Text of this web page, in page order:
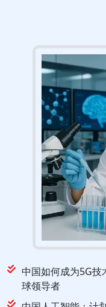
中国如何成为5G技
球领导者